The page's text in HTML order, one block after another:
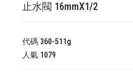
止水閥 16mmX1/2
代碼 360-511g
人氣 1079